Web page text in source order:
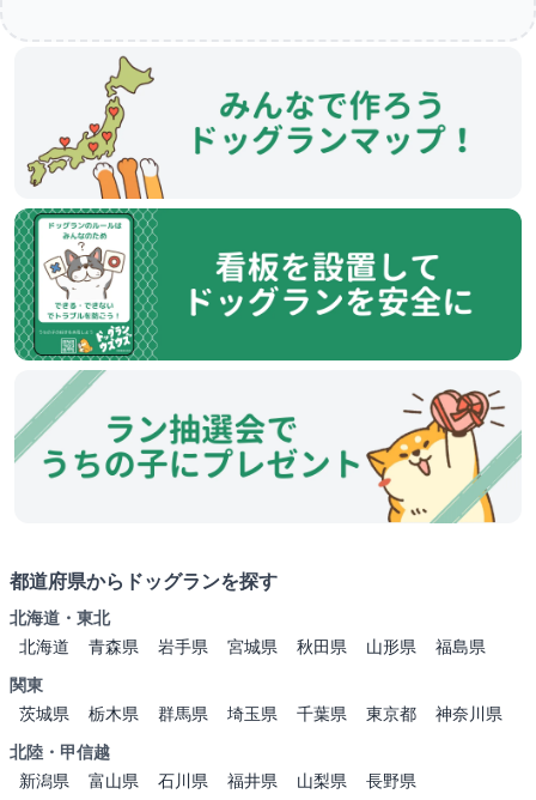
都道府県からドッグランを探す
北海道・東北
北海道
青森県 岩手県 宮城県 秋田県 山形県
福島県
関東
茨城県
栃木県 群馬県 埼玉県 千葉県 東京都
神奈川県
北陸・甲信越
新潟県
富山県 石川県 福井県 山梨県
長野県